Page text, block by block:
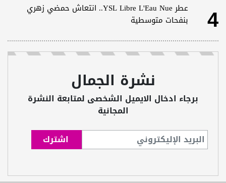
4
عطر YSL Libre L'Eau Nue.. انتعاش حمضي زهري
بنفحات متوسطية
نشرة الجمال
برجاء ادخال الايميل الشخصى لمتابعة النشرة
المجانية